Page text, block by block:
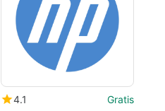
4.1 Gratis